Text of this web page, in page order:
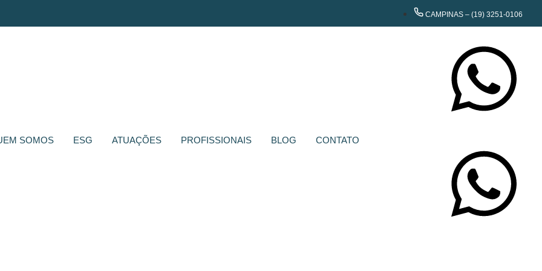
CAMPINAS – (19) 3251-0106
SOMOS ESG ATUAÇÕES PROFISSIONAIS BLOG CONTATO